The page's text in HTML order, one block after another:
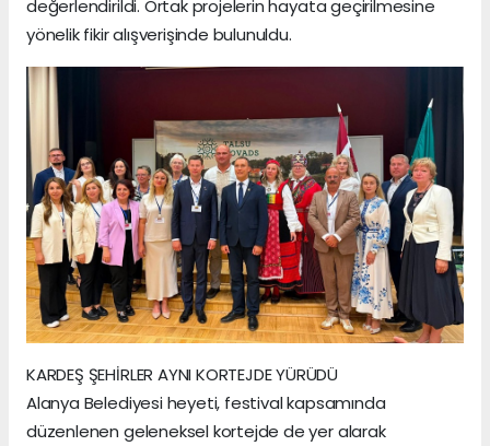
değerlendirildi. Ortak projelerin hayata geçirilmesine
yönelik fikir alışverişinde bulunuldu.
KARDEŞ ŞEHİRLER AYNI KORTEJDE YÜRÜDÜ
Alanya Belediyesi heyeti, festival kapsamında
düzenlenen geleneksel kortejde de yer alarak